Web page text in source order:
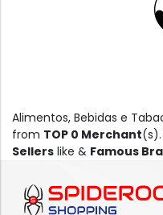
Alimentos, Bebidas e
from TOP 0 Merchant
Sellers like & Famous